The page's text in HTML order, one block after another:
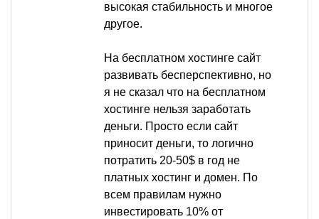
высокая стабильность и многое
другое.
На бесплатном хостинге сайт
развивать бесперспективно, но
я не сказал что на бесплатном
хостинге нельзя заработать
деньги. Просто если сайт
приносит деньги, то логично
потратить 20-50$ в год не
платных хостинг и домен. По
всем правилам нужно
инвестировать 10% от